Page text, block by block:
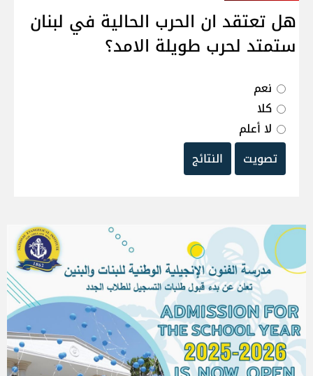
هل تعتقد ان الحرب الحالية في لبنان
ستمتد لحرب طويلة الامد؟
نعم
كلا
لا أعلم
تصويت
النتائج